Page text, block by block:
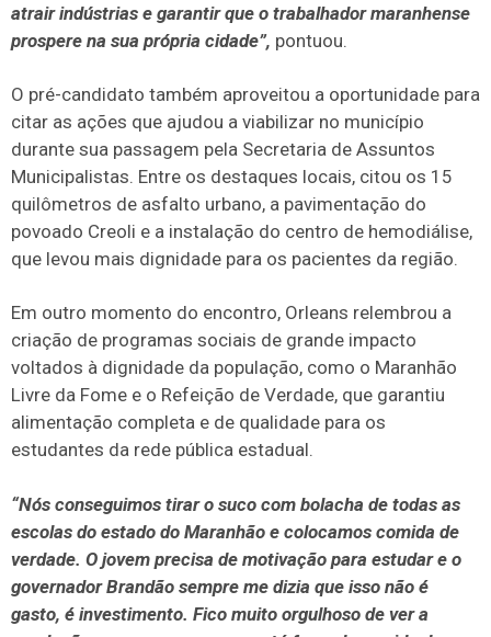
atrair indústrias e garantir que o trabalhador maranhense
prospere na sua própria cidade”, pontuou.
O pré-candidato também aproveitou a oportunidade para
citar as ações que ajudou a viabilizar no município
durante sua passagem pela Secretaria de Assuntos
Municipalistas. Entre os destaques locais, citou os 15
quilômetros de asfalto urbano, a pavimentação do
povoado Creoli e a instalação do centro de hemodiálise,
que levou mais dignidade para os pacientes da região.
Em outro momento do encontro, Orleans relembrou a
criação de programas sociais de grande impacto
voltados à dignidade da população, como o Maranhão
Livre da Fome e o Refeição de Verdade, que garantiu
alimentação completa e de qualidade para os
estudantes da rede pública estadual.
“Nós conseguimos tirar o suco com bolacha de todas as
escolas do estado do Maranhão e colocamos comida de
verdade. O jovem precisa de motivação para estudar e o
governador Brandão sempre me dizia que isso não é
gasto, é investimento. Fico muito orgulhoso de ver a